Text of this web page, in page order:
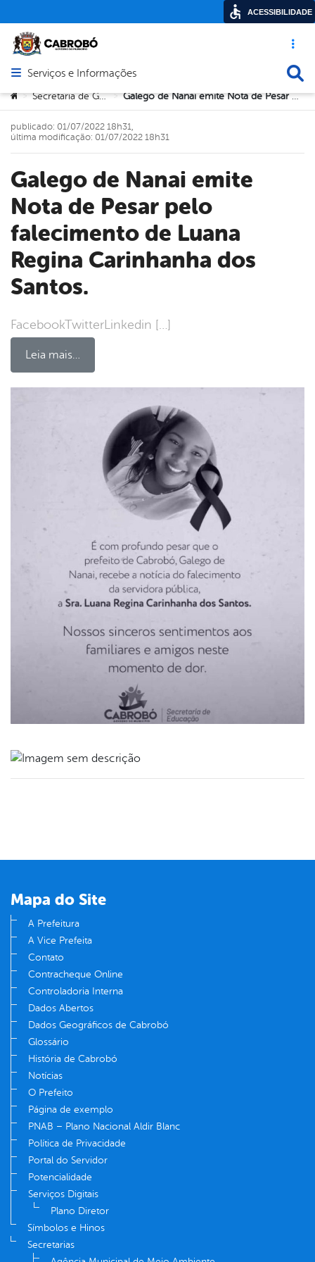
Acesso
Abrir menu principal de navegação
Serviços e Informações
Você está aqui:
> Secretaria de Governo > Galego de Nanai emite Nota de Pesar pelo falecimento de Luana Regina Carinhanha dos Santos.
Galego de Nanai emite
Nota de Pesar pelo
falecimento de Luana
Regina Carinhanha dos
Santos.
FacebookTwitterLinkedin […]
Leia mais…
publicado: 01/07/2022 18h31,
última modificação: 01/07/2022 18h31
Mapa do Site
A Prefeitura
A Vice Prefeita
Contato
Contracheque Online
Controladoria Interna
Dados Abertos
Dados Geográficos de Cabrobó
Glossário
História de Cabrobó
Notícias
O Prefeito
Página de exemplo
PNAB – Plano Nacional Aldir Blanc
Política de Privacidade
Portal do Servidor
Potencialidade
Serviços Digitais
Plano Diretor
Símbolos e Hinos
Secretarias
ACESSIBILIDADE